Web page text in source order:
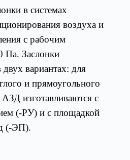
в системах
воздуха и
с рабочим
Па. Заслонки
двух вариантах: для
и прямоугольного
изготавливаются с
(-РУ) и с площадкой
(-ЭП).